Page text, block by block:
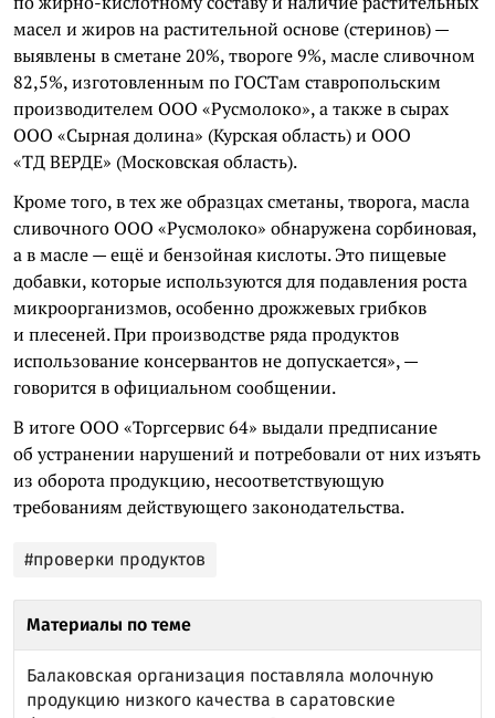
масел и жиров на растительной основе (стеринов) —
выявлены в сметане 20%, твороге 9%, масле сливочном
82,5%, изготовленным по ГОСТам ставропольским
производителем ООО «Русмолоко», а также в сырах
ООО «Сырная долина» (Курская область) и ООО
«ТД ВЕРДЕ» (Московская область).
Кроме того, в тех же образцах сметаны, творога, масла
сливочного ООО «Русмолоко» обнаружена сорбиновая,
а в масле — ещё и бензойная кислоты. Это пищевые
добавки, которые используются для подавления роста
микроорганизмов, особенно дрожжевых грибков
и плесеней. При производстве ряда продуктов
использование консервантов не допускается», —
говорится в официальном сообщении.
В итоге ООО «Торгсервис 64» выдали предписание
об устранении нарушений и потребовали от них изъять
из оборота продукцию, несоответствующую
требованиям действующего законодательства.
#проверки продуктов
Материалы по теме
Балаковская организация поставляла молочную
продукцию низкого качества в саратовские